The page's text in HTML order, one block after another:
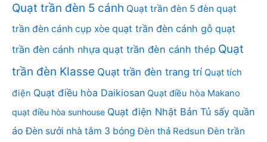
Quạt trần đèn 5 cánh Quạt trần đèn 5 đèn quạt
trần đèn cánh cụp xòe quạt trần đèn cánh gỗ quạt
trần đèn cánh nhựa quạt trần đèn cánh thép Quạt
trần đèn Klasse Quạt trần đèn trang trí Quạt tích
điện Quạt điều hòa Daikiosan Quạt điều hòa Makano
quạt điều hòa sunhouse Quạt điện Nhật Bản Tủ sấy quần
áo Đèn sưởi nhà tắm 3 bóng Đèn thả Redsun Đèn trần